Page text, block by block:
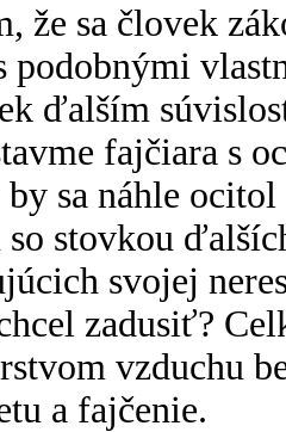
že sa človek
podobnými
ďalším
fajčiara s
sa náhle
so stovkou
svojej
zadusiť?
vzduchu
a fajčenie.